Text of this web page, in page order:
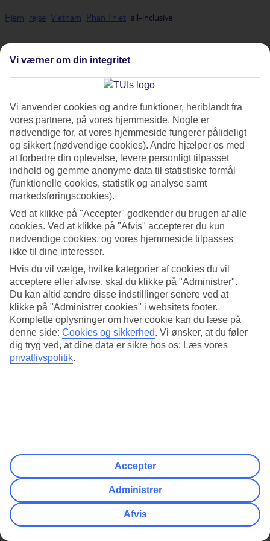
Hjem rejse Vietnam Phan Thiet all-inclusive
All Inclusive - Phan Thiet
der ønsker at spise og drikke godt på hotellet uden at skulle tænke
på regningen. Charterrejser med All Inclusive betyder ganske enkelt,
at både voksne og børn kan nyde godt af mad, drikkevarer, is og
slik. Ved at bestille en rejse med All Inclusive får du det bedste fra
begge verdener på din ferie: sol og varme – og en følelse af frihed,
hvor (næsten) alting indgår!
Find det bedste All Inclusive-
tilbud
Nedenfor finder du alle vores All Inclusive-hoteller iPhan Thiet
indgår All Inclusive i basisprisen, mens det på andre er tilgængeligt
som et ekstra tillæg, når du bestiller.
Vis mere
Rejsemål
Pris
Afrejselufthavn
Vi værner om din integritet
Vi anvender cookies og andre funktioner, heriblandt fra
vores partnere, på vores hjemmeside. Nogle er
nødvendige for, at vores hjemmeside fungerer pålideligt
og sikkert (nødvendige cookies). Andre hjælper os med
at forbedre din oplevelse, levere personligt tilpasset
indhold og gemme anonyme data til statistiske formål
(funktionelle cookies, statistik og analyse samt
markedsføringscookies).
Ved at klikke på "Accepter" godkender du brugen af alle
cookies. Ved at klikke på "Afvis" accepterer du kun
nødvendige cookies, og vores hjemmeside tilpasses
ikke til dine interesser.
Hvis du vil vælge, hvilke kategorier af cookies du vil
acceptere eller afvise, skal du klikke på "Administrer".
Du kan altid ændre disse indstillinger senere ved at
klikke på "Administrer cookies" i websitets footer.
Komplette oplysninger om hver cookie kan du læse på
denne side: Cookies og sikkerhed. Vi ønsker, at du føler
dig tryg ved, at dine data er sikre hos os: Læs vores
privatlivspolitik.
Accepter
Administrer
Afvis